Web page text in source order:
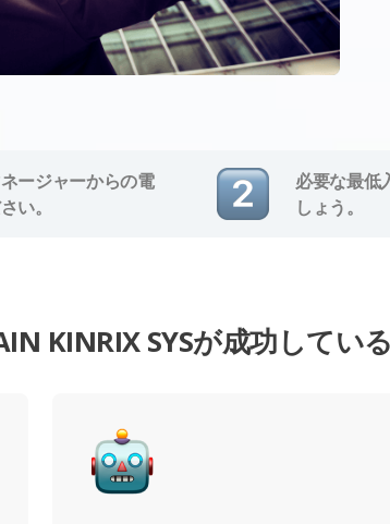
ージャーからの電
い。
必要な最低
しょう。
KINRIX SYSが成功してい